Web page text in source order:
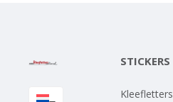
STICKERS
Kleefletters